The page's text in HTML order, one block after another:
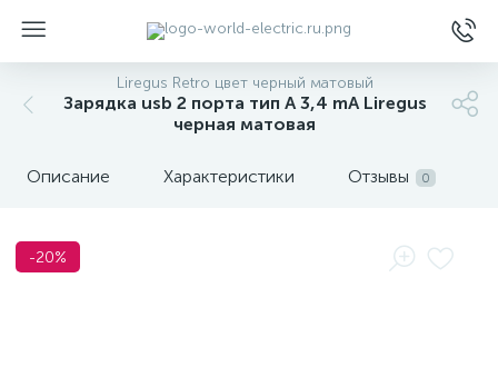
Liregus Retro цвет черный матовый
Зарядка usb 2 порта тип А 3,4 mA Liregus
черная матовая
Описание Характеристики Отзывы 0
-20%